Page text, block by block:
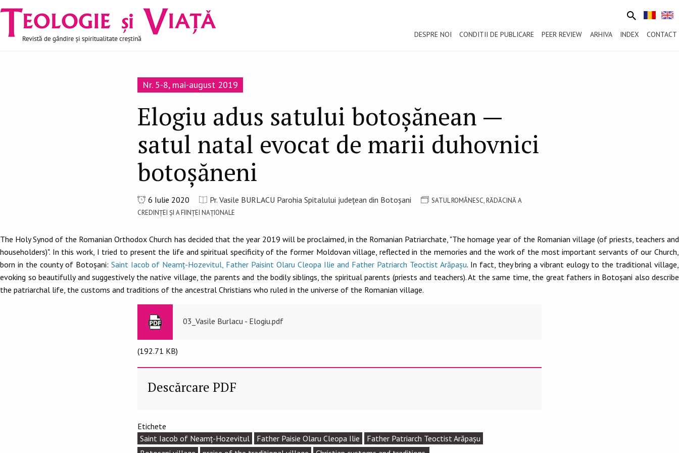
Mergi la conţinutul principal
Navigare
principală
DESPRE NOI CONDITII DE PUBLICARE PEER REVIEW ARHIVA INDEX CONTACT
Nr. 5-8, mai-august 2019
Elogiu adus satului botoșănean —
satul natal evocat de marii duhovnici
botoșăneni
6 Iulie 2020 Pr. Vasile BURLACU Parohia Spitalului județean din Botoșani
SATUL ROMÂNESC, RĂDĂCINĂ A
CREDINȚEI ȘI A FIINȚEI NAȚIONALE
The Holy Synod of the Romanian Orthodox Church has decided that the year 2019 will be proclaimed, in the Romanian Patriarchate, "The homage year of the Romanian village (of priests, teachers and
householders)". In this work, I tried to present the life and spiritual specificity of the former Moldovan village, reflected in the memories and the work of the most important servants of our Church,
born in the county of Botoșani: Saint Iacob of Neamț-Hozevitul, Father Paisint Olaru Cleopa Ilie and Father Patriarch Teoctist Arăpașu. In fact, they bring a vibrant eulogy to the traditional village,
evoking so beautifully and suggestively the native village, the parents and the bodily siblings, the spiritual parents (priests and teachers). At the same time, the great fathers in Botoșani also describe
the patriarchal life, the customs and traditions of the ancestral Christians who ruled in the universe of the Romanian village.
03_Vasile Burlacu - Elogiu.pdf
(192.71 KB)
Descărcare PDF
Etichete
Saint Iacob of Neamț-Hozevitul
Father Paisie Olaru Cleopa Ilie
Father Patriarch Teoctist Arăpașu